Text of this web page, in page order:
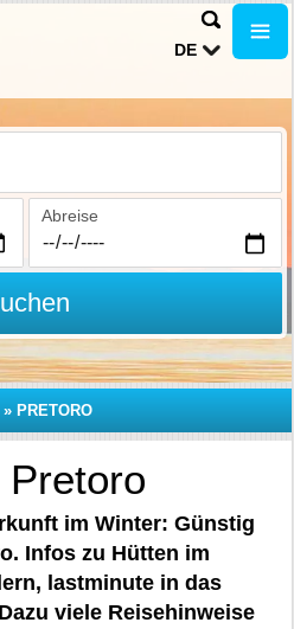
DE
Abreise
» PRETORO
im Winter: Günstig
Infos zu Hütten im
lastminute in das
viele Reisehinweise